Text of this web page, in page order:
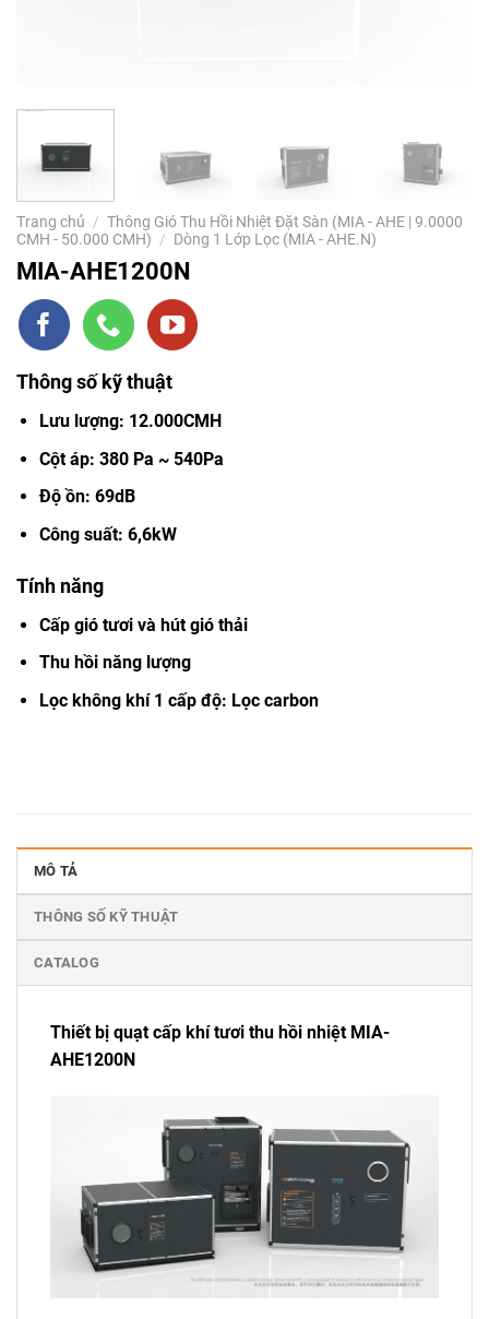
Trang chủ / Thông Gió Thu Hồi Nhiệt Đặt Sàn (MIA - AHE | 9.0000
CMH - 50.000 CMH) / Dòng 1 Lớp Lọc (MIA - AHE.N)
MIA-AHE1200N
Thông số kỹ thuật
Lưu lượng: 12.000CMH
Cột áp: 380 Pa ~ 540Pa
Độ ồn: 69dB
Công suất: 6,6kW
Tính năng
Cấp gió tươi và hút gió thải
Thu hồi năng lượng
Lọc không khí 1 cấp độ: Lọc carbon
MÔ TẢ
THÔNG SỐ KỸ THUẬT
CATALOG
Thiết bị quạt cấp khí tươi thu hồi nhiệt MIA-
AHE1200N